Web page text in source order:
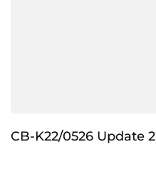
CB-K22/0526 Update 2